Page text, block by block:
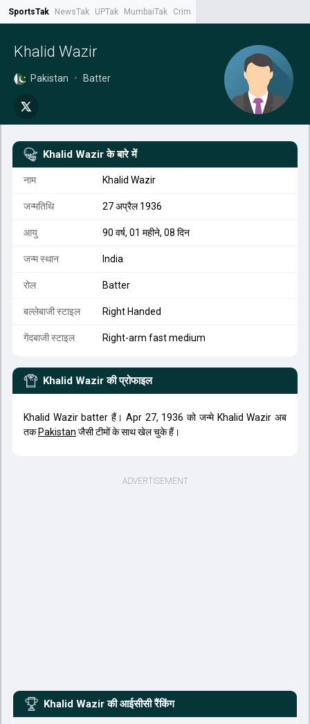
SportsTak NewsTak UPTak MumbaiTak CrimeTak
Khalid Wazir
Pakistan • Batter
Khalid Wazir के बारे में
नाम Khalid Wazir
जन्मतिथि 27 अप्रैल 1936
आयु 90 वर्ष, 01 महीने, 08 दिन
जन्म स्थान India
रोल Batter
बल्लेबाजी स्टाइल Right Handed
गेंदबाजी स्टाइल Right-arm fast medium
Khalid Wazir की प्रोफाइल
Khalid Wazir batter हैं। Apr 27, 1936 को जन्मे Khalid Wazir अब
तक Pakistan जैसी टीमों के साथ खेल चुके हैं।
Khalid Wazir की आईसीसी रैंकिंग